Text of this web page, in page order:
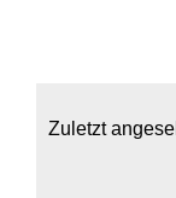
Zuletzt